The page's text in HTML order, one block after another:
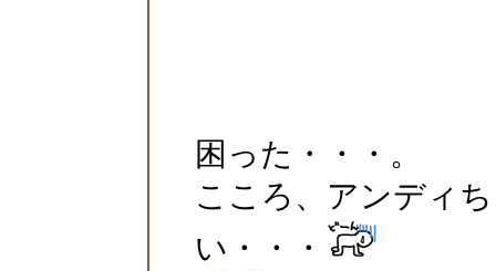
困った・・・。
こころ、アンディ
い・・・